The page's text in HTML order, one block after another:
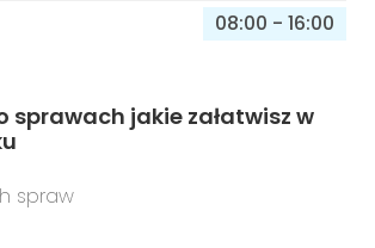
08:00 - 16:00
sprawach jakie załatwisz w
spraw